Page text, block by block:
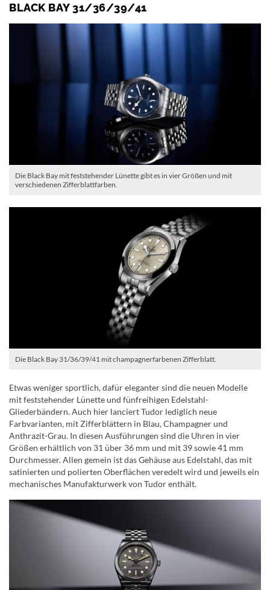
BLACK BAY 31/36/39/41
Die Black Bay mit feststehender Lünette gibt es in vier Größen und mit
verschiedenen Zifferblattfarben.
Die Black Bay 31/36/39/41 mit champagnerfarbenen Zifferblatt.
Etwas weniger sportlich, dafür eleganter sind die neuen Modelle
mit feststehender Lünette und fünfreihigen Edelstahl-
Gliederbändern. Auch hier lanciert Tudor lediglich neue
Farbvarianten, mit Zifferblättern in Blau, Champagner und
Anthrazit-Grau. In diesen Ausführungen sind die Uhren in vier
Größen erhältlich von 31 über 36 mm und mit 39 sowie 41 mm
Durchmesser. Allen gemein ist das Gehäuse aus Edelstahl, das mit
satinierten und polierten Oberflächen veredelt wird und jeweils ein
mechanisches Manufakturwerk von Tudor enthält.